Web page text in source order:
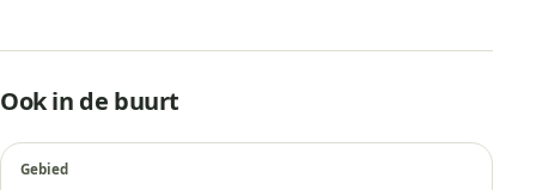
Ook in de buurt
Gebied